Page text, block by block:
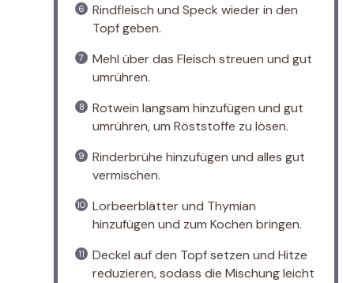
Rindfleisch und Speck wieder in den
Topf geben.
Mehl über das Fleisch streuen und gut
umrühren.
Rotwein langsam hinzufügen und gut
umrühren, um Röststoffe zu lösen.
Rinderbrühe hinzufügen und alles gut
vermischen.
Lorbeerblätter und Thymian
hinzufügen und zum Kochen bringen.
Deckel auf den Topf setzen und Hitze
reduzieren, sodass die Mischung leicht